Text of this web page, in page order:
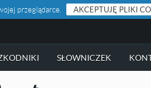
przeglądarce. AKCEPTUJĘ PLIKI
SŁOWNICZEK